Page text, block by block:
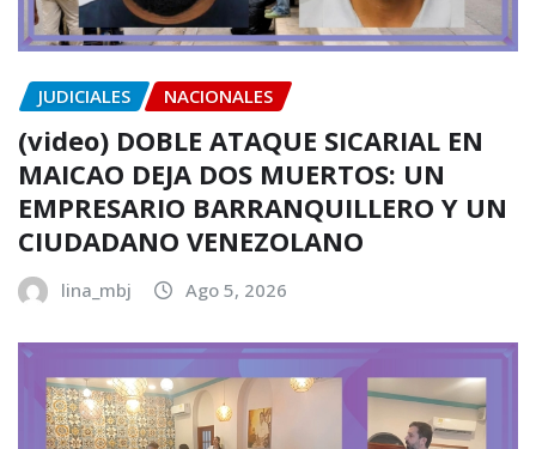
JUDICIALES NACIONALES
(video) DOBLE ATAQUE SICARIAL EN
MAICAO DEJA DOS MUERTOS: UN
EMPRESARIO BARRANQUILLERO Y UN
CIUDADANO VENEZOLANO
lina_mbj Ago 5, 2026